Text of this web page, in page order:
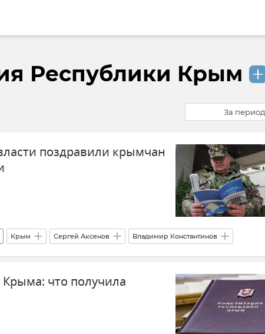
Республики Крым
За период
поздравили крымчан
Крым Сергей Аксенов Владимир Константинов
Новости Крыма
что получила